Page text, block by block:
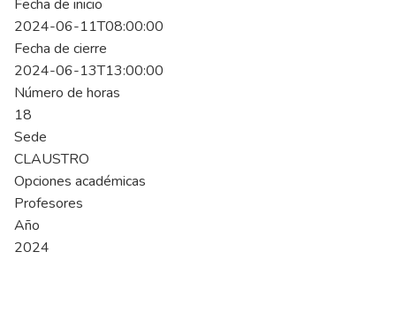
Fecha de inicio
2024-06-11T08:00:00
Fecha de cierre
2024-06-13T13:00:00
Número de horas
18
Sede
CLAUSTRO
Opciones académicas
Profesores
Año
2024